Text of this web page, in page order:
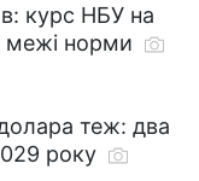
курс НБУ на
межі норми
теж: два
року